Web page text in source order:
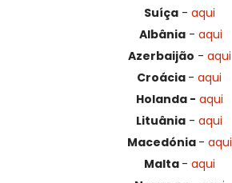
Suíça- aqui
Albânia- aqui
Azerbaijão - aqui
Croácia - aqui
Holanda- aqui
Lituânia - aqui
Macedónia - aqui
Malta - aqui